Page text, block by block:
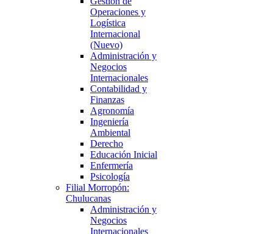
Operaciones y
Logística
Internacional
(Nuevo)
Administración y
Negocios
Internacionales
Contabilidad y
Finanzas
Agronomía
Ingeniería
Ambiental
Derecho
Educación Inicial
Enfermería
Psicología
Filial Morropón:
Chulucanas
Administración y
Negocios
Internacionales